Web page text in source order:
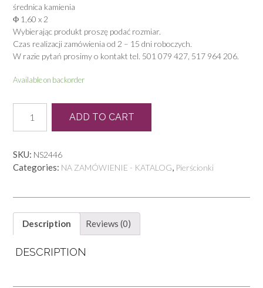
średnica kamienia
Φ 1,60 x 2
Wybierając produkt proszę podać rozmiar.
Czas realizacji zamówienia od 2 – 15 dni roboczych.
W razie pytań prosimy o kontakt tel. 501 079 427, 517 964 206.
Available on backorder
0647
quantity
ADD TO CART
SKU: NS2446
Categories: NA ZAMÓWIENIE - KATALOG, Pierścionki
Description Reviews (0)
DESCRIPTION